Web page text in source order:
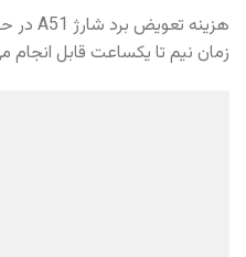
زمان نیم تا یکساعت قابل انجام